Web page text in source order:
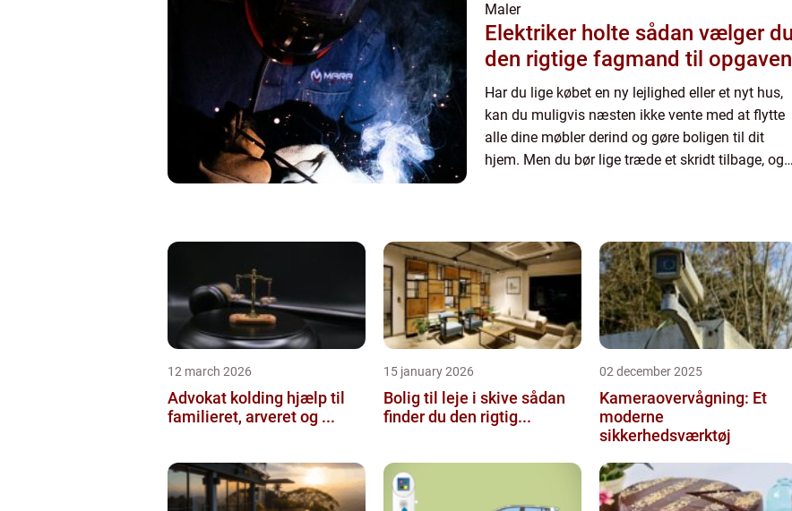
Maler
Elektriker holte sådan vælger du
den rigtige fagmand til opgaven
Har du lige købet en ny lejlighed eller et nyt hus,
kan du muligvis næsten ikke vente med at flytte
alle dine møbler derind og gøre boligen til dit
hjem. Men du bør lige træde et skridt tilbage, og
12 march 2026
Advokat kolding hjælp til
familieret, arveret og ...
15 january 2026
Bolig til leje i skive sådan
finder du den rigtig...
02 december 2025
Kameraovervågning: Et
moderne
sikkerhedsværktøj